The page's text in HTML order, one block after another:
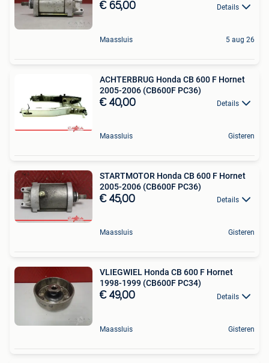
€ 65,00 Details
Maassluis 5 aug 26
ACHTERBRUG Honda CB 600 F Hornet
2005-2006 (CB600F PC36)
€ 40,00 Details
Maassluis Gisteren
STARTMOTOR Honda CB 600 F Hornet
2005-2006 (CB600F PC36)
€ 45,00 Details
Maassluis Gisteren
VLIEGWIEL Honda CB 600 F Hornet
1998-1999 (CB600F PC34)
€ 49,00 Details
Maassluis Gisteren